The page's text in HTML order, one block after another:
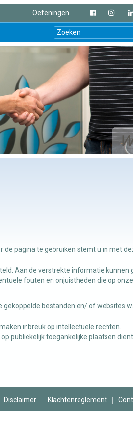
Oefeningen
de pagina te gebruiken stemt u in met
Aan de verstrekte informatie kunnen
fouten en onjuistheden die op
gekoppelde bestanden en/ of websites
inbreuk op intellectuele rechten.
publiekelijk toegankelijke plaatsen
Disclaimer Klachtenreglement